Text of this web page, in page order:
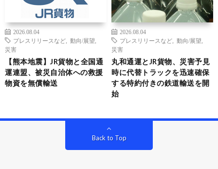
2026.08.04
プレスリリースなど
動向/展望
災害
【熊本地震】JR貨物と全国通
運連盟、被災自治体への救援
物資を無償輸送
2026.08.04
プレスリリースなど
動向/展望
災害
丸和通運とJR貨物、災害予見
時に代替トラックを迅速確保
する特約付きの鉄道輸送を開
始
Back to Top